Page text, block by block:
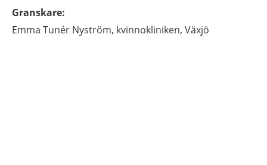
Granskare:
Emma Tunér Nyström, kvinnokliniken, Växjö